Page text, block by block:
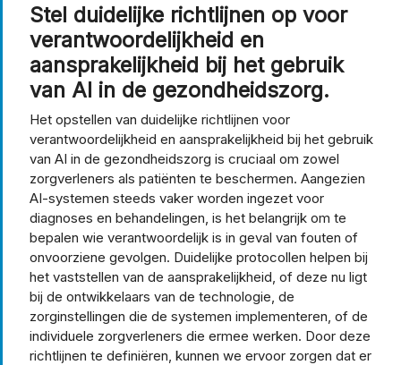
Stel duidelijke richtlijnen op voor
verantwoordelijkheid en
aansprakelijkheid bij het gebruik
van AI in de gezondheidszorg.
Het opstellen van duidelijke richtlijnen voor
verantwoordelijkheid en aansprakelijkheid bij het gebruik
van AI in de gezondheidszorg is cruciaal om zowel
zorgverleners als patiënten te beschermen. Aangezien
AI-systemen steeds vaker worden ingezet voor
diagnoses en behandelingen, is het belangrijk om te
bepalen wie verantwoordelijk is in geval van fouten of
onvoorziene gevolgen. Duidelijke protocollen helpen bij
het vaststellen van de aansprakelijkheid, of deze nu ligt
bij de ontwikkelaars van de technologie, de
zorginstellingen die de systemen implementeren, of de
individuele zorgverleners die ermee werken. Door deze
richtlijnen te definiëren, kunnen we ervoor zorgen dat er